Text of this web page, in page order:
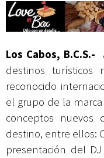
Los Cabos, B.C.S.-
destinos
reconocido
el grupo de la
conceptos nuevos
destino, entre ellos:
presentación del